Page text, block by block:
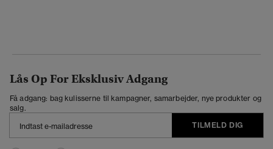
Lås Op For Eksklusiv Adgang
Få adgang: bag kulisserne til kampagner, samarbejder, nye produkter og
salg.
TILMELD DIG